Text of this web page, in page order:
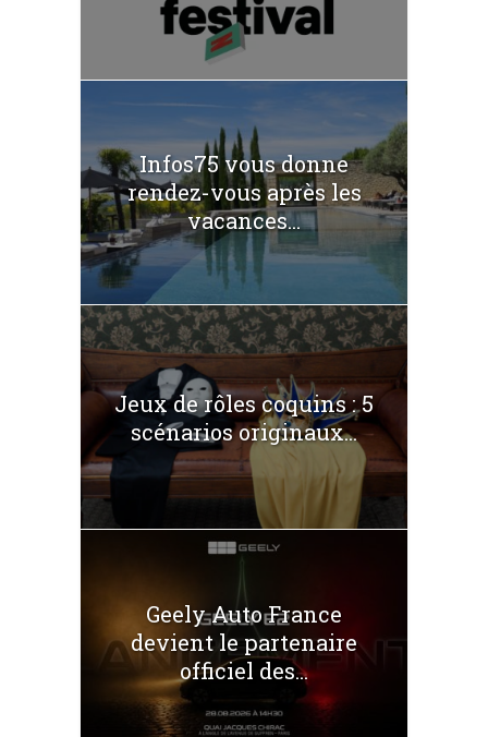
Infos75 vous donne
rendez-vous après les
vacances...
Jeux de rôles coquins : 5
scénarios originaux...
Geely Auto France
devient le partenaire
officiel des...